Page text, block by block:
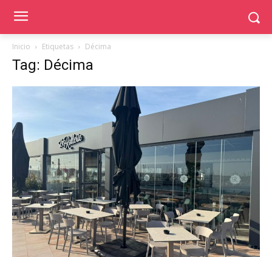
Inicio Etiquetas Décima
Tag: Décima